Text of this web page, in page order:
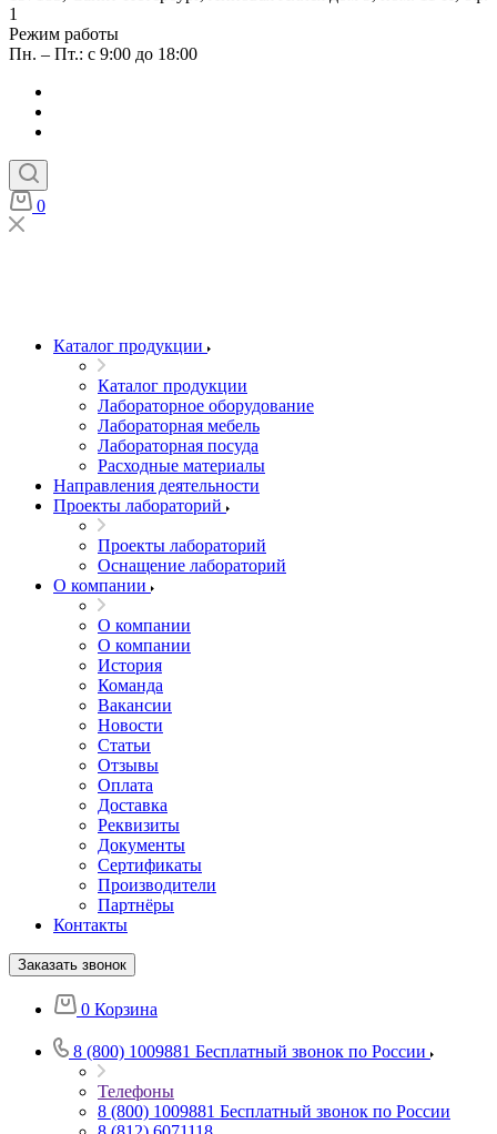
1
Режим работы
Пн. – Пт.: с 9:00 до 18:00
0
Каталог продукции
Каталог продукции
Лабораторное оборудование
Лабораторная мебель
Лабораторная посуда
Расходные материалы
Направления деятельности
Проекты лабораторий
Проекты лабораторий
Оснащение лабораторий
О компании
О компании
О компании
История
Команда
Вакансии
Новости
Статьи
Отзывы
Оплата
Доставка
Реквизиты
Документы
Сертификаты
Производители
Партнёры
Контакты
Заказать звонок
0 Корзина
8 (800) 1009881 Бесплатный звонок по России
Телефоны
8 (800) 1009881 Бесплатный звонок по России